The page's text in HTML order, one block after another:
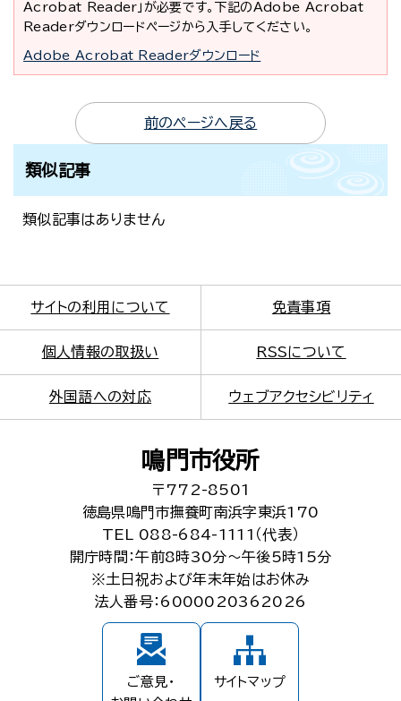
Acrobat Reader」が必要です。下記のAdobe Acrobat
Readerダウンロードページから入手してください。
Adobe Acrobat Readerダウンロード
前のページへ戻る
類似記事
類似記事はありません
サイトの利用について 免責事項
個人情報の取扱い RSSについて
外国語への対応 ウェブアクセシビリティ
鳴門市役所
〒772-8501
徳島県鳴門市撫養町南浜字東浜170
TEL 088-684-1111（代表）
開庁時間：午前8時30分～午後5時15分
※土日祝および年末年始はお休み
法人番号：6000020362026
ご意見・
サイトマップ